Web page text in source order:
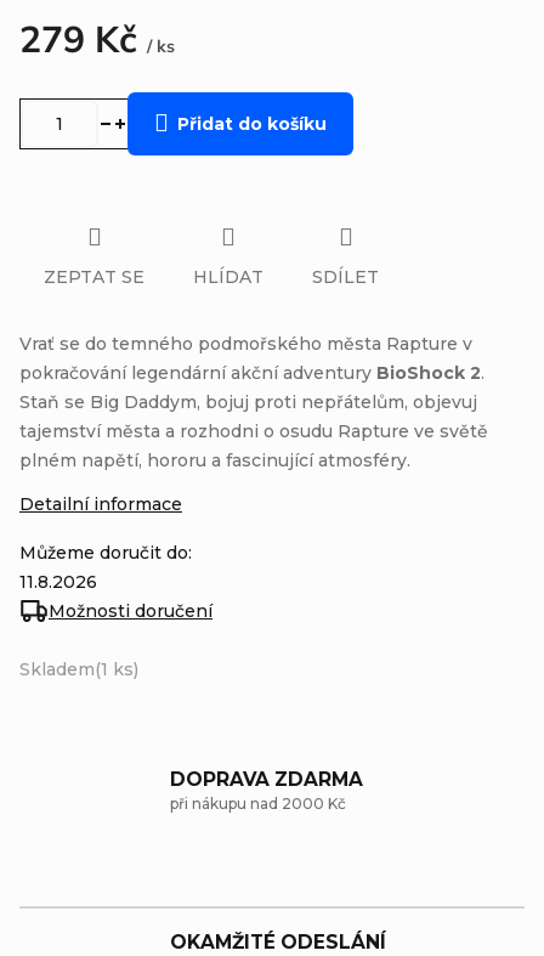
279 Kč / ks
Skladem(1 ks)
Můžeme doručit do:
11.8.2026
Možnosti doručení
Přidat do košíku
Vrať se do temného podmořského města Rapture v
pokračování legendární akční adventury BioShock 2.
Staň se Big Daddym, bojuj proti nepřátelům, objevuj
tajemství města a rozhodni o osudu Rapture ve světě
plném napětí, hororu a fascinující atmosféry.
Detailní informace
ZEPTAT SE HLÍDAT SDÍLET
DOPRAVA ZDARMA
při nákupu nad 2000 Kč
OKAMŽITÉ ODESLÁNÍ